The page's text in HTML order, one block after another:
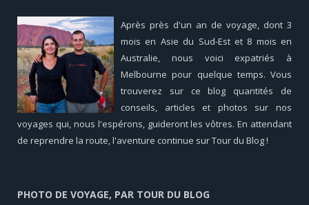
Après près d'un an de voyage, dont 3
mois en Asie du Sud-Est et 8 mois en
Australie, nous voici expatriés à
Melbourne pour quelque temps. Vous
trouverez sur ce blog quantités de
conseils, articles et photos sur nos
voyages qui, nous l'espérons, guideront les vôtres. En attendant
de reprendre la route, l'aventure continue sur Tour du Blog !
PHOTO DE VOYAGE, PAR TOUR DU BLOG